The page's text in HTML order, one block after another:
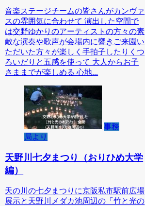
音楽ステージチームの皆さんがカンヴァ
スの雰囲気に合わせて 演出した空間で
は交野ゆかりのアーティストの方々の素
敵な演奏や歌声が会場内に響きご来園い
ただいた方々が楽しく手拍子したりくつ
ろいだりと五感を使って 大人からお子
さままでが楽しめる 心地...
事務
局より
天野川七夕まつり（おりひめ大学
編）
天の川の七夕まつりに京阪私市駅前広場
展示と天野川メダカ池周辺の「竹と光の